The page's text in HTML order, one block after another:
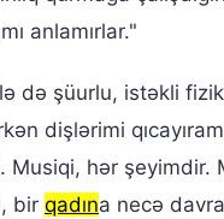
anlamırlar."
də şüurlu, istəkli fiziki
dişlərimi
Musiqi, hər şeyimdir.
bir qadına necə